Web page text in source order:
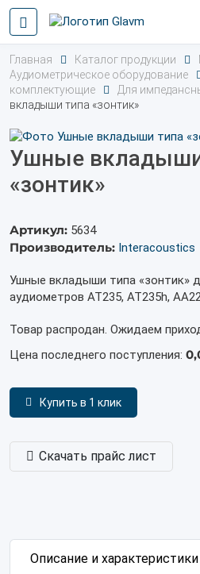
Главная Каталог продукции
Аудиометрическое оборудование
комплектующие
Для
вкладыши типа «зонтик»
Ушные
«зонтик»
Артикул: 5634
Производитель: Interacoustics
Ушные вкладыши типа «зонтик»
аудиометров AT235, AT235h,
Товар распродан. Ожидаем
Цена последнего поступления:
Купить в 1 клик
Скачать прайс лист
Описание и характеристики